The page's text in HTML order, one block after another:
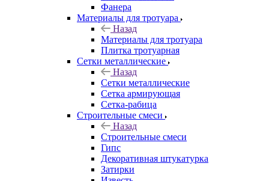
Фанера
Материалы для тротуара
Назад
Материалы для тротуара
Плитка тротуарная
Сетки металлические
Назад
Сетки металлические
Сетка армирующая
Сетка-рабица
Строительные смеси
Назад
Строительные смеси
Гипс
Декоративная штукатурка
Затирки